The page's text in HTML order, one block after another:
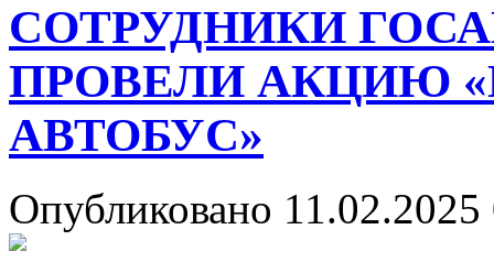
СОТРУДНИКИ
ПРОВЕЛИ АКЦИЮ
АВТОБУС»
Опубликовано 11.02.2025